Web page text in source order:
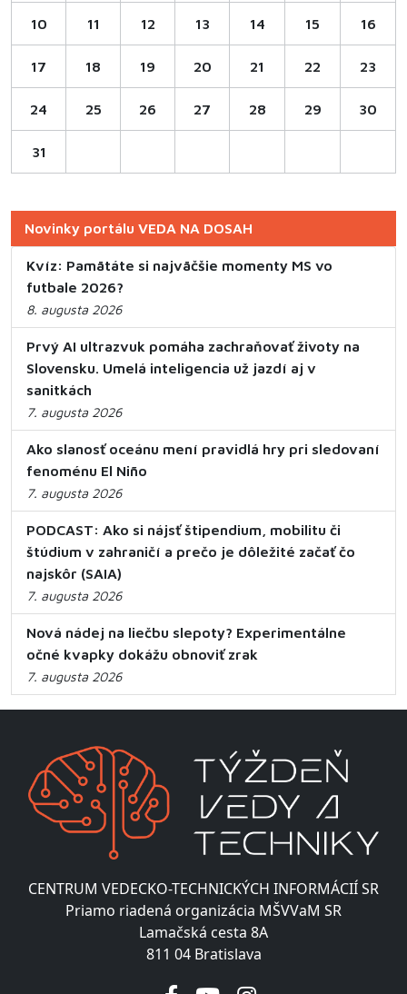
10 11 12 13 14 15 16
17 18 19 20 21 22 23
24 25 26 27 28 29 30
31
Novinky portálu VEDA NA DOSAH
Kvíz: Pamätáte si najväčšie momenty MS vo
futbale 2026?
8. augusta 2026
Prvý AI ultrazvuk pomáha zachraňovať životy na
Slovensku. Umelá inteligencia už jazdí aj v
sanitkách
7. augusta 2026
Ako slanosť oceánu mení pravidlá hry pri sledovaní
fenoménu El Niño
7. augusta 2026
PODCAST: Ako si nájsť štipendium, mobilitu či
štúdium v zahraničí a prečo je dôležité začať čo
najskôr (SAIA)
7. augusta 2026
Nová nádej na liečbu slepoty? Experimentálne
očné kvapky dokážu obnoviť zrak
7. augusta 2026
CENTRUM VEDECKO-TECHNICKÝCH INFORMÁCIÍ SR
Priamo riadená organizácia MŠVVaM SR
Lamačská cesta 8A
811 04 Bratislava